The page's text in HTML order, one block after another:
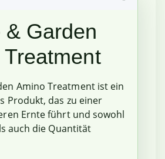
& Garden
Amino Treatment ist ein
Produkt, das zu einer
Ernte führt und sowohl
auch die Quantität